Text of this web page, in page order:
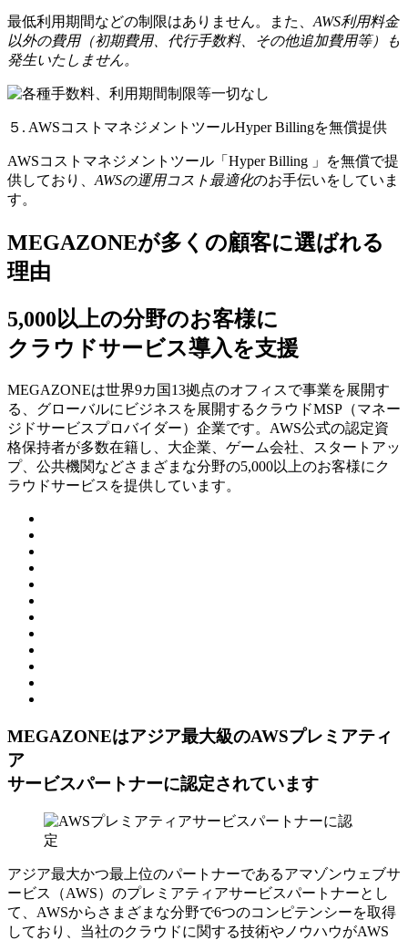
最低利用期間などの制限はありません。また、 AWS利用料金
以外の費用（初期費用、代行手数料、その他追加費用等）も
発生いたしません。
５. AWSコストマネジメントツールHyper Billingを無償提供
AWSコストマネジメントツール「Hyper Billing 」を無償で提
供しており、 AWSの運⽤コスト最適化のお⼿伝いをしていま
す。
MEGAZONEが多くの顧客に選ばれる
理由
5,000以上の分野のお客様に
クラウドサービス導入を支援
MEGAZONEは世界9カ国13拠点のオフィスで事業を展開す
る、グローバルにビジネスを展開するクラウドMSP（マネー
ジドサービスプロバイダー）企業です。AWS公式の認定資
格保持者が多数在籍し、⼤企業、ゲーム会社、スタートアッ
プ、公共機関などさまざまな分野の5,000以上のお客様にク
ラウドサービスを提供しています。
MEGAZONEはアジア最⼤級のAWSプレミアティ
ア
サービスパートナーに認定されています
アジア最大かつ最上位のパートナーであるアマゾンウェブサ
ービス（AWS）のプレミアティアサービスパートナーとし
て、AWSからさまざまな分野で6つのコンピテンシーを取得
しており、当社のクラウドに関する技術やノウハウがAWS